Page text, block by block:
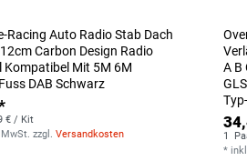
Racing Auto Radio Stab Dach
Carbon Design Radio
Kompatibel Mit 5M 6M
DAB Schwarz
€ / Kit
zzgl.Versandkosten
A B
1
*